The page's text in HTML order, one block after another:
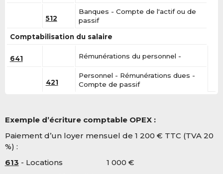
512
Banques - Compte de l'actif ou de
passif
Comptabilisation du salaire
641 Rémunérations du personnel -
421
Personnel - Rémunérations dues -
Compte de passif
Exemple d’écriture comptable OPEX :
Paiement d’un loyer mensuel de 1 200 € TTC (TVA 20
%) :
613 - Locations 1 000 €